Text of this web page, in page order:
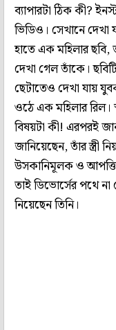
ব্যাপারটা ঠিক কী?
ভিডিও। সেখানে দেখা
হাতে এক মহিলার ছবি,
দেখা গেল তাঁকে।
ছেটাতেও দেখা যায়
ওঠে এক মহিলার রিল।
বিষয়টা কী! এরপরই
জানিয়েছেন, তাঁর স্ত্রী
উসকানিমূলক ও
তাই ডিভোর্সের পথে না
নিয়েছেন তিনি।